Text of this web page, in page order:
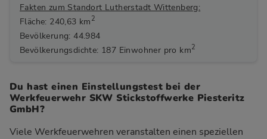
Fakten zum Standort Lutherstadt Wittenberg:
Fläche: 240,63 km 2
Bevölkerung: 44.984
Bevölkerungsdichte: 187 Einwohner pro km2
Du hast einen Einstellungstest bei der
Werkfeuerwehr SKW Stickstoffwerke Piesteritz
GmbH?
Viele Werkfeuerwehren veranstalten einen speziellen